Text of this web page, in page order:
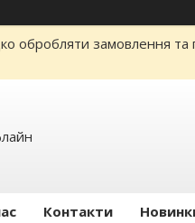
обробляти замовлення та
Контакти